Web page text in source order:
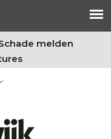
melden